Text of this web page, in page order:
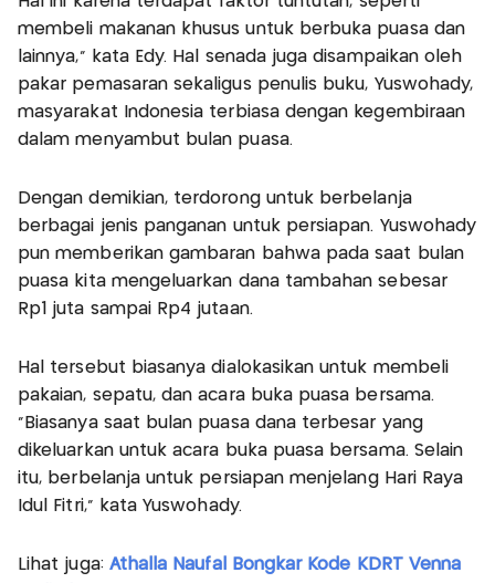
membeli makanan khusus untuk berbuka puasa dan
lainnya,” kata Edy. Hal senada juga disampaikan oleh
pakar pemasaran sekaligus penulis buku, Yuswohady,
masyarakat Indonesia terbiasa ‎dengan kegembiraan
dalam menyambut bulan puasa.
Dengan demikian, terdorong untuk berbelanja
berbagai jenis panganan untuk persiapan. Yuswohady
pun memberikan gambaran bahwa pada saat bulan
puasa kita mengeluarkan dana tambahan sebesar
Rp1 juta sampai Rp4 jutaan.
Hal tersebut biasanya dialokasikan untuk membeli
pakaian, sepatu, dan acara buka puasa bersama.
“Biasanya saat bulan puasa dana terbesar yang
dikeluarkan untuk acara buka puasa bersama. Selain
itu, berbelanja untuk persiapan menjelang Hari Raya
Idul Fitri,” kata Yuswohady.
Lihat juga: Athalla Naufal Bongkar Kode KDRT Venna